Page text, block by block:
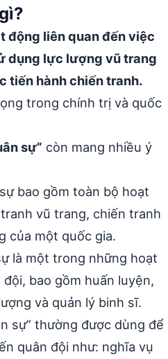
động liên quan đến việc
dụng lực lượng vũ trang
tiến hành chiến tranh.
trong chính trị và quốc
sự” còn mang nhiều ý
bao gồm toàn bộ hoạt
vũ trang, chiến tranh
của một quốc gia.
là một trong những hoạt
bao gồm huấn luyện,
và quản lý binh sĩ.
sự” thường được dùng để
quân đội như: nghĩa vụ